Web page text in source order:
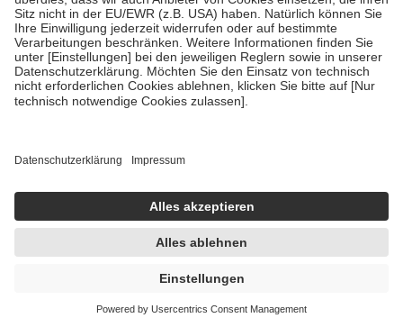
mit Ausnahme der Fahrkosten
• Untersuchungen zur Vorsorge und Früherkennung, die von der
GKV getragen werden
• empfohlenen Schutzimpfungen
• Harn- und Blutteststreifen
getroffen, um sicherzustellen, dass es sich um echte Bewertungen
https://help.etrusted.com/hc/de/articles/4419944605341
Einige Bilder und Inhalte wurden unter Zuhilfenahme künstlicher